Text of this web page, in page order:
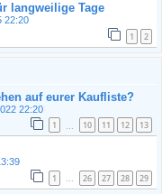
langweilige Tage
22:20
1 2
auf eurer Kaufliste?
22:20
1 10 11 12 13
1 … 26 27 28 29